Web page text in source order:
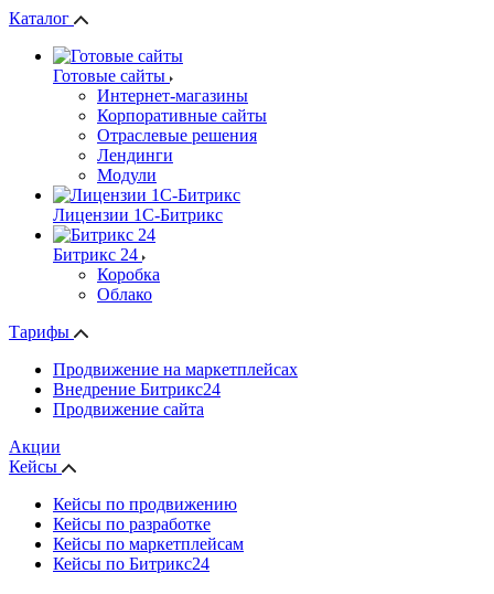
Каталог
Готовые сайты
Интернет-магазины
Корпоративные сайты
Отраслевые решения
Лендинги
Модули
Лицензии 1С-Битрикс
Битрикс 24
Коробка
Облако
Тарифы
Продвижение на маркетплейсах
Внедрение Битрикс24
Продвижение сайта
Акции
Кейсы
Кейсы по продвижению
Кейсы по разработке
Кейсы по маркетплейсам
Кейсы по Битрикс24